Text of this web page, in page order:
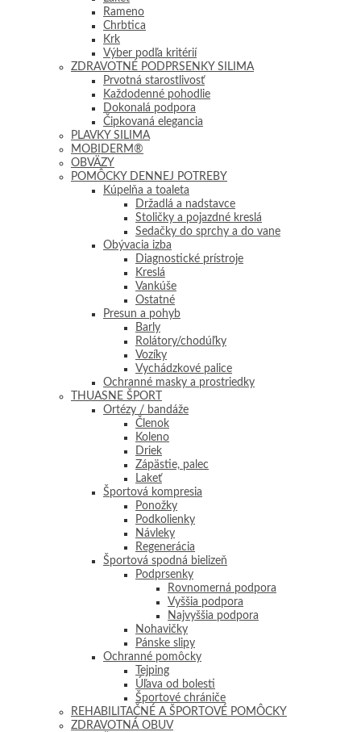
Rameno
Chrbtica
Krk
Výber podľa kritérií
ZDRAVOTNÉ PODPRSENKY SILIMA
Prvotná starostlivosť
Každodenné pohodlie
Dokonalá podpora
Čipkovaná elegancia
PLAVKY SILIMA
MOBIDERM®
OBVÄZY
POMÔCKY DENNEJ POTREBY
Kúpelňa a toaleta
Držadlá a nadstavce
Stoličky a pojazdné kreslá
Sedačky do sprchy a do vane
Obývacia izba
Diagnostické prístroje
Kreslá
Vankúše
Ostatné
Presun a pohyb
Barly
Rolátory/chodúľky
Vozíky
Vychádzkové palice
Ochranné masky a prostriedky
THUASNE ŠPORT
Ortézy / bandáže
Členok
Koleno
Driek
Zápästie, palec
Lakeť
Športová kompresia
Ponožky
Podkolienky
Návleky
Regenerácia
Športová spodná bielizeň
Podprsenky
Rovnomerná podpora
Vyššia podpora
Najvyššia podpora
Nohavičky
Pánske slipy
Ochranné pomôcky
Tejping
Úľava od bolesti
Športové chrániče
REHABILITAČNÉ A ŠPORTOVÉ POMÔCKY
ZDRAVOTNÁ OBUV